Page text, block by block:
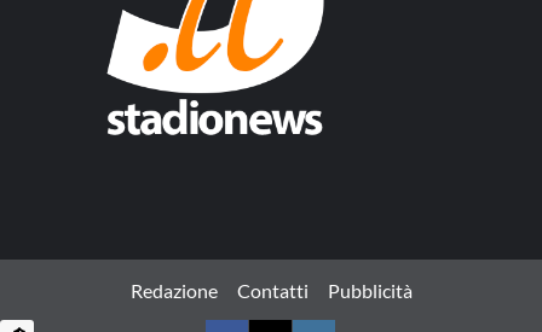
Redazione Contatti Pubblicità